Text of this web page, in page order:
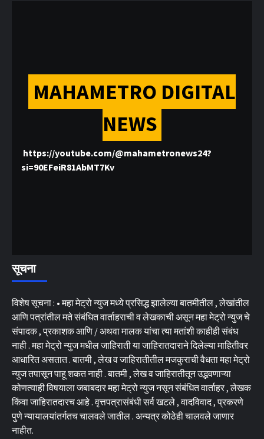
MAHAMETRO DIGITAL
NEWS
https://youtube.com/@mahametronews24?
si=90EFeiR81AbMT7Kv
सूचना
विशेष सूचना : • महा मेट्रो न्युज मध्ये प्रसिद्ध झालेल्या बातमीतील , लेखांतील
आणि पत्रांतील मते संबंधित वार्ताहराची व लेखकाची असून महा मेट्रो न्युज चे
संपादक , प्रकाशक आणि / अथवा मालक यांचा त्या मतांशी काहीही संबंध
नाही . महा मेट्रो न्युज मधील जाहिराती या जाहिरातदाराने दिलेल्या माहितीवर
आधारित असतात . बातमी , लेख व जाहिरातीतील मजकुराची वैधता महा मेट्रो
न्युज तपासून पाहू शकत नाही . बातमी , लेख व जाहिरातीतून उद्भवणाऱ्या
कोणत्याही विषयाला जबाबदार महा मेट्रो न्युज नसून संबंधित वार्ताहर , लेखक
किंवा जाहिरातदारच आहे . वृत्तपत्रासंबंधी सर्व खटले , वादविवाद , प्रकरणे
पुणे न्यायालयांतर्गतच चालवले जातील . अन्यत्र कोठेही चालवले जाणार
नाहीत.